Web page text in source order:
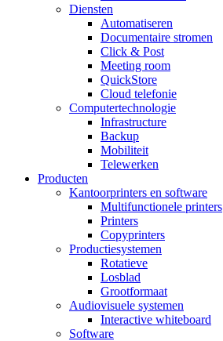
Diensten
Automatiseren
Documentaire stromen
Click & Post
Meeting room
QuickStore
Cloud telefonie
Computertechnologie
Infrastructure
Backup
Mobiliteit
Telewerken
Producten
Kantoorprinters en software
Multifunctionele printers
Printers
Copyprinters
Productiesystemen
Rotatieve
Losblad
Grootformaat
Audiovisuele systemen
Interactive whiteboard
Software